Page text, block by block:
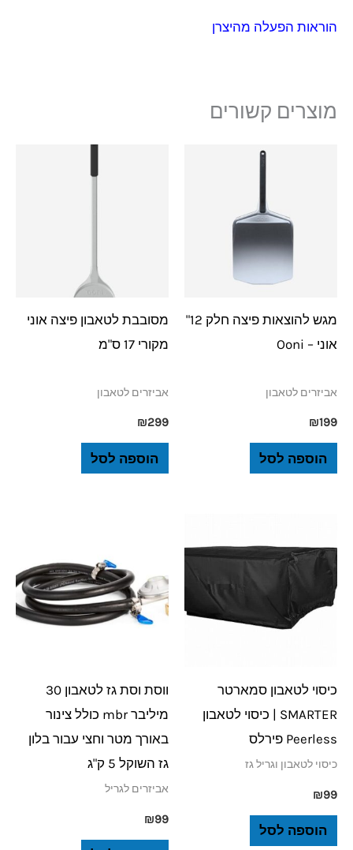
הוראות הפעלה מהיצרן
מוצרים קשורים
מגש להוצאות פיצה חלק 12"
אוני – Ooni
אביזרים לטאבון
₪199
הוספה לסל
מסובבת לטאבון פיצה אוני
מקורי 17 ס"מ
אביזרים לטאבון
₪299
הוספה לסל
כיסוי לטאבון סמארטר
SMARTER | כיסוי לטאבון
Peerless פירלס
כיסוי לטאבון וגריל גז
₪99
הוספה לסל
ווסת וסת גז לטאבון 30
מיליבר mbr כולל צינור
באורך מטר וחצי עבור בלון
גז השוקל 5 ק"ג
אביזרים לגריל
₪99